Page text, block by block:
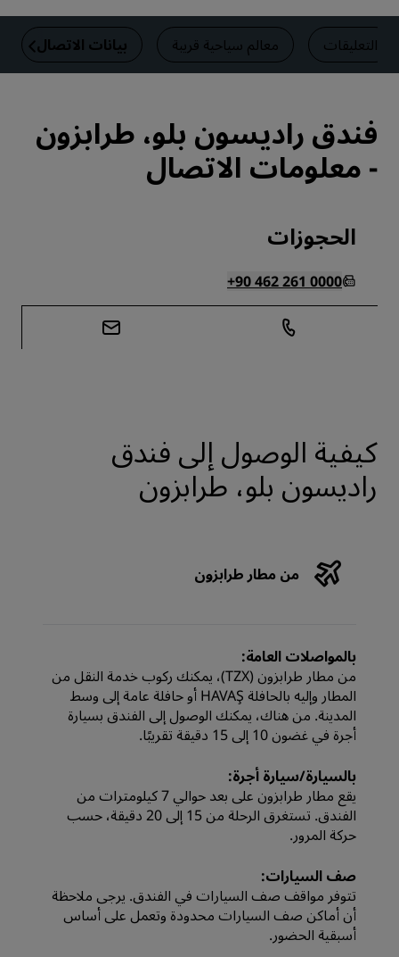
التعليقات معالم سياحية قريبة بيانات الاتصال
فندق راديسون بلو، طرابزون
- معلومات الاتصال
الحجوزات
+90 462 261 0000
كيفية الوصول إلى فندق
راديسون بلو، طرابزون
من مطار طرابزون
بالمواصلات العامة:
من مطار طرابزون (TZX)، يمكنك ركوب خدمة النقل من
المطار وإليه بالحافلة HAVAŞ أو حافلة عامة إلى وسط
المدينة. من هناك، يمكنك الوصول إلى الفندق بسيارة
أجرة في غضون 10 إلى 15 دقيقة تقريبًا.
بالسيارة/سيارة أجرة:
يقع مطار طرابزون على بعد حوالي 7 كيلومترات من
الفندق. تستغرق الرحلة من 15 إلى 20 دقيقة، حسب
حركة المرور.
صف السيارات:
تتوفر مواقف صف السيارات في الفندق. يرجى ملاحظة
أن أماكن صف السيارات محدودة وتعمل على أساس
أسبقية الحضور.